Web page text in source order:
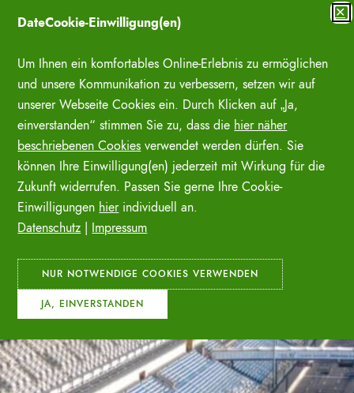
Inhalt
✕
DateCookie-Einwilligung(en)
Um Ihnen ein komfortables Online-Erlebnis zu ermöglichen
und unsere Kommunikation zu verbessern, setzen wir auf
unserer Webseite Cookies ein. Durch Klicken auf „Ja,
einverstanden“ stimmen Sie zu, dass die hier näher
beschriebenen Cookies verwendet werden dürfen. Sie
können Ihre Einwilligung(en) jederzeit mit Wirkung für die
Zukunft widerrufen. Passen Sie gerne Ihre Cookie-
Einwilligungen hierindividuell an.
Datenschutz
Impressum